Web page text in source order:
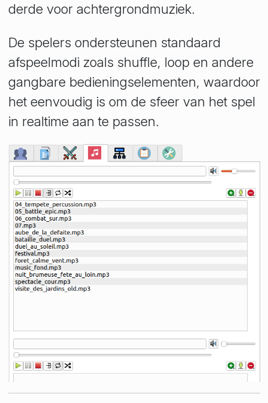
derde voor achtergrondmuziek.
De spelers ondersteunen standaard
afspeelmodi zoals shuffle, loop en andere
gangbare bedieningselementen, waardoor
het eenvoudig is om de sfeer van het spel
in realtime aan te passen.